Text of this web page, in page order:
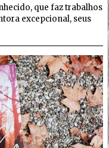
que faz trabalhos
excepcional, seus